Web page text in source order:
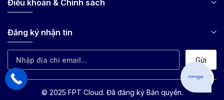
Điều khoản & Chính sách
Đăng ký nhận tin
Gửi
© 2025 FPT Cloud. Đã đăng ký Bản quyền.
Can I